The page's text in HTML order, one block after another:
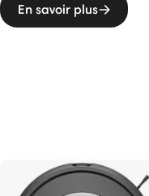
En savoir plus